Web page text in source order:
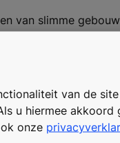
van slimme
AI in real time
worden
lift, roltrap of
van de
u hiermee
onze